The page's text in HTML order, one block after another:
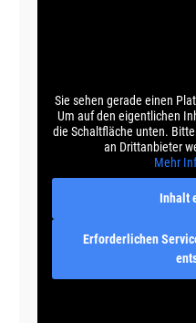
Sie sehen gerade einen
Um auf den eigentlichen
die Schaltfläche unten.
an Drittanbieter
Mehr
Inhalt
Erforderlichen